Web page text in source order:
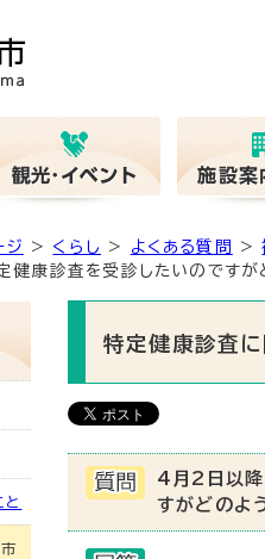
ジ > くらし > よくある質問 >
健康診査を受診したいのです
特定健康診査
4月2日以降
すがどのよ
と